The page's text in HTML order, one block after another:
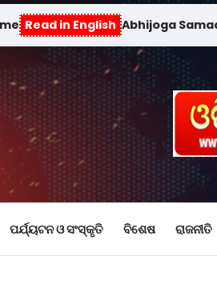
Read in English Abhijoga
ପର୍ଯ୍ୟଟନ ଓ ସଂସ୍କୃତି ବିଶେଷ ରାଜନୀତି